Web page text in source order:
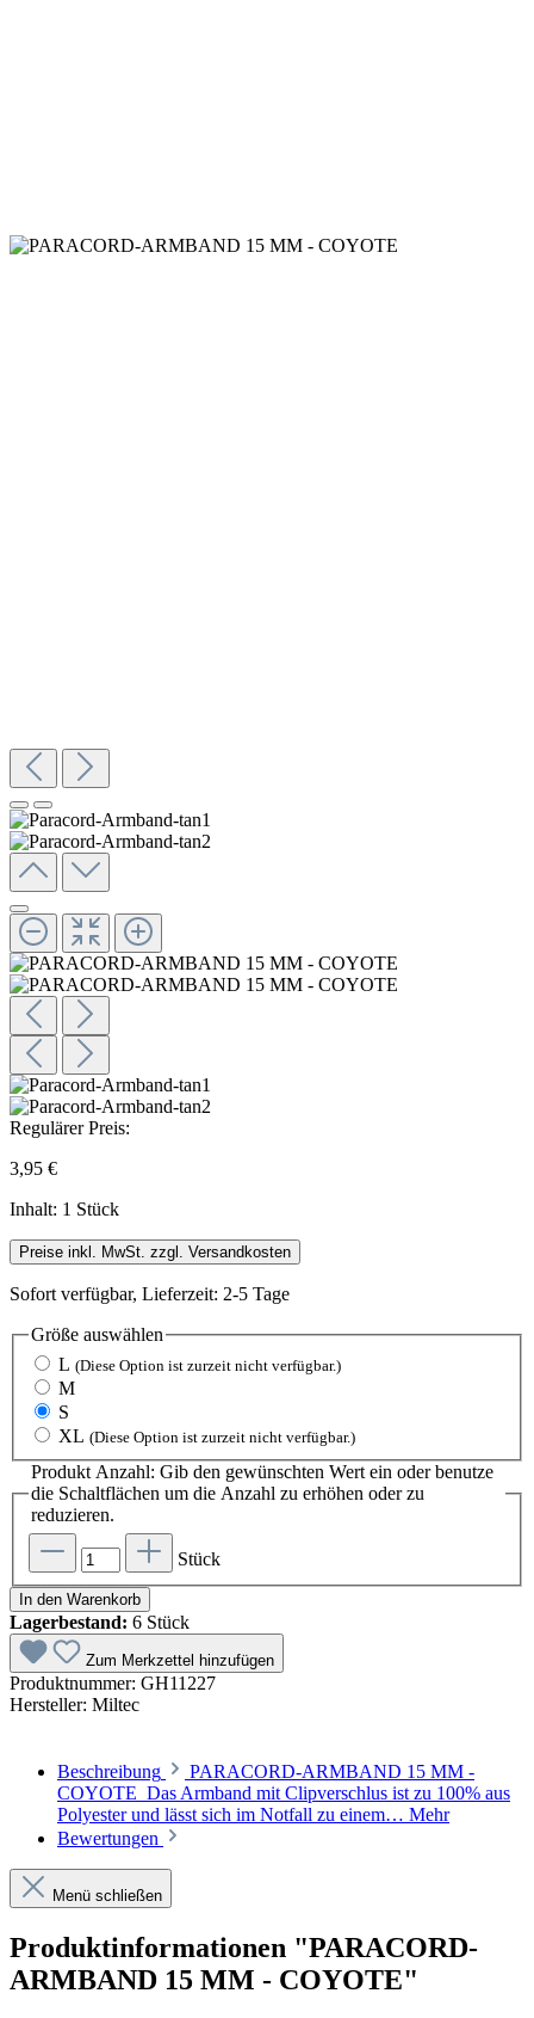
Regulärer Preis:
3,95 €
Inhalt: 1 Stück
Preise inkl. MwSt. zzgl. Versandkosten
Sofort verfügbar, Lieferzeit: 2-5 Tage
Größe auswählen
L (Diese Option ist zurzeit nicht verfügbar.)
M
S
XL (Diese Option ist zurzeit nicht verfügbar.)
Produkt Anzahl: Gib den gewünschten Wert ein oder benutze
die Schaltflächen um die Anzahl zu erhöhen oder zu
reduzieren.
Stück
In den Warenkorb
Lagerbestand: 6 Stück
Zum Merkzettel hinzufügen
Produktnummer: GH11227
Hersteller: Miltec
Beschreibung
PARACORD-ARMBAND 15 MM -
COYOTE Das Armband mit Clipverschlus ist zu 100% aus
Polyester und lässt sich im Notfall zu einem… Mehr
Bewertungen
Menü schließen
Produktinformationen "PARACORD-
ARMBAND 15 MM - COYOTE"